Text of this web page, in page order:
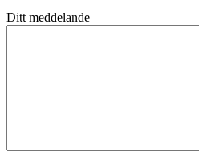
Ditt meddelande